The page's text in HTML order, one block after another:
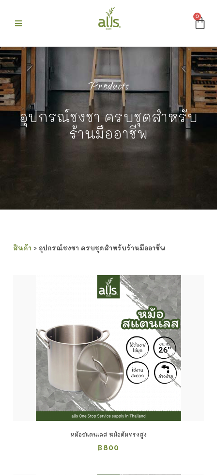
0
Products
อุปกรณ์ชงชา ครบชุดสำหรับ
ร้านมืออาชีพ
สินค้า > อุปกรณ์ชงชา ครบชุดสำหรับร้านมืออาชีพ
หม้อสแตนเลส หม้อต้มทรงสูง
฿ 800